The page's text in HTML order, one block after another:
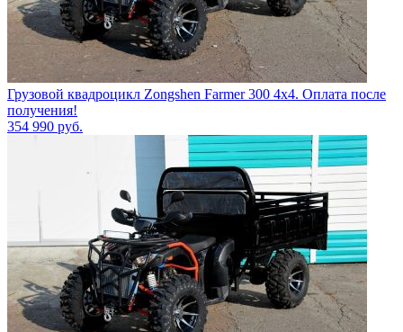
Грузовой квадроцикл Zongshen Farmer 300 4х4. Оплата после
получения!
354 990 руб.